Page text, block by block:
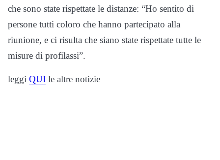
che sono state rispettate le distanze: “Ho sentito di
persone tutti coloro che hanno partecipato alla
riunione, e ci risulta che siano state rispettate tutte le
misure di profilassi”.
leggi QUI le altre notizie